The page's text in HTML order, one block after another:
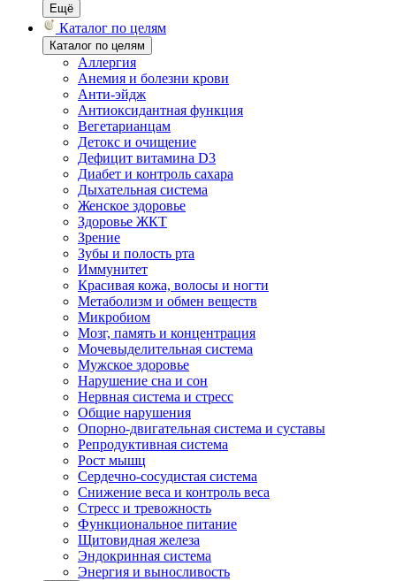
Ещё
Каталог по целям
Каталог по целям
Аллергия
Анемия и болезни крови
Анти-эйдж
Антиоксидантная функция
Вегетарианцам
Детокс и очищение
Дефицит витамина D3
Диабет и контроль сахара
Дыхательная система
Женское здоровье
Здоровье ЖКТ
Зрение
Зубы и полость рта
Иммунитет
Красивая кожа, волосы и ногти
Метаболизм и обмен веществ
Микробиом
Мозг, память и концентрация
Мочевыделительная система
Мужское здоровье
Нарушение сна и сон
Нервная система и стресс
Общие нарушения
Опорно-двигательная система и суставы
Репродуктивная система
Рост мышц
Сердечно-сосудистая система
Снижение веса и контроль веса
Стресс и тревожность
Функциональное питание
Щитовидная железа
Эндокринная система
Энергия и выносливость